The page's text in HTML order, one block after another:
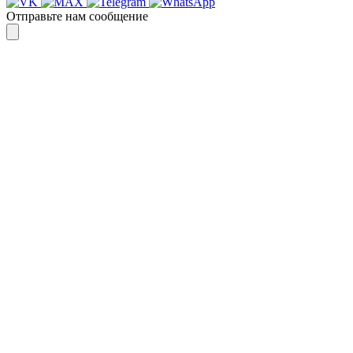
Отправьте нам сообщение